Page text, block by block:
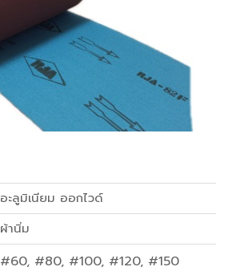
อะลูมิเนียม ออกไวด์
ผ้านิ่ม
#60, #80, #100, #120, #150